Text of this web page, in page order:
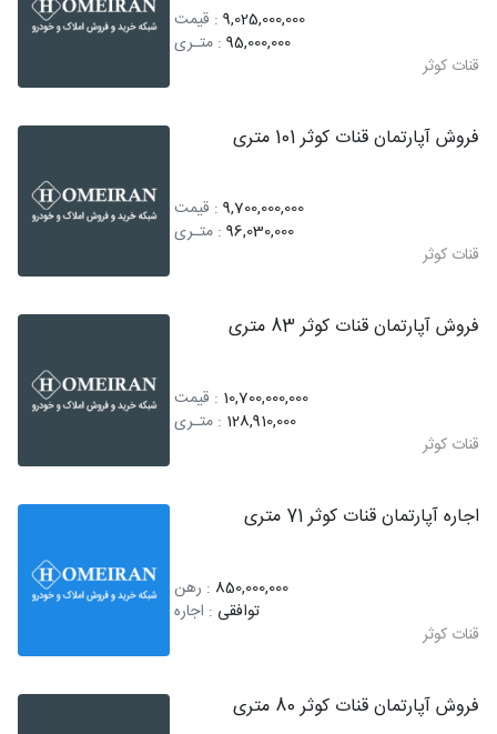
9,025,000,000 : قیمت
95,000,000 : متـری
قنات کوثر
فروش آپارتمان قنات کوثر 101 متری
9,700,000,000 : قیمت
96,030,000 : متـری
قنات کوثر
فروش آپارتمان قنات کوثر 83 متری
10,700,000,000 : قیمت
128,910,000 : متـری
قنات کوثر
اجاره آپارتمان قنات کوثر 71 متری
850,000,000 : رهن
توافقی : اجاره
قنات کوثر
فروش آپارتمان قنات کوثر 80 متری